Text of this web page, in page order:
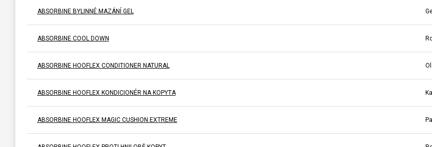
ABSORBINE BYLINNÉ MAZÁNÍ GEL
ABSORBINE COOL DOWN
ABSORBINE HOOFLEX CONDITIONER NATURAL
ABSORBINE HOOFLEX KONDICIONÉR NA KOPYTA
ABSORBINE HOOFLEX MAGIC CUSHION EXTREME